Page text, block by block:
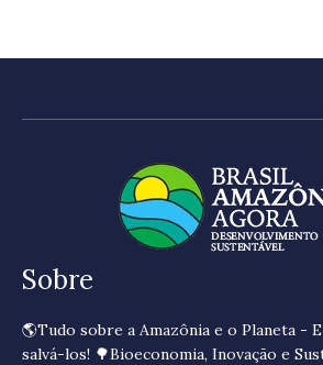
Sobre
🌎Tudo sobre a Amazônia e o Planeta -
salvá-los! 🌳Bioeconomia, Inovação e